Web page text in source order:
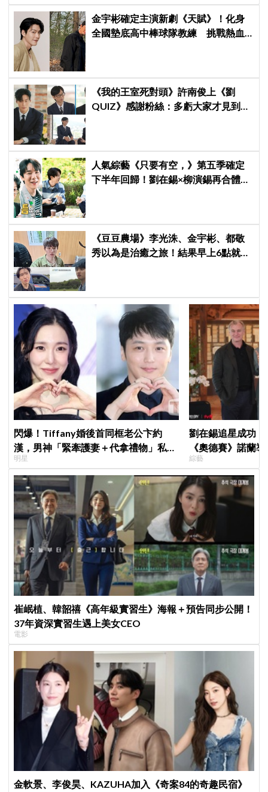
金宇彬確定主演新劇《天賦》！化身
全國墊底高中棒球隊教練 挑戰熱血
《我的王室死對頭》許南俊上《劉
QUIZ》感謝粉絲：多虧大家才見到劉
人氣綜藝《只要有空，》第五季確定
下半年回歸！劉在錫×柳演錫再合體，
《豆豆農場》李光洙、金宇彬、都敬
秀以為是治癒之旅！結果早上6點就開
閃爆！Tiffany婚後首同框老公卞約
漢，男神「緊牽護妻＋代拿禮物」私下
甜度超標
明星
劉在錫追星成功
《奧德賽》諾蘭
比YA幸福笑容藏
綜藝
崔岷植、韓韶禧《高年級實習生》海報＋預告同步公開！
37年資深實習生遇上美女CEO
電影
金軟景、李俊昊、KAZUHA加入《奇案84的奇趣民宿》